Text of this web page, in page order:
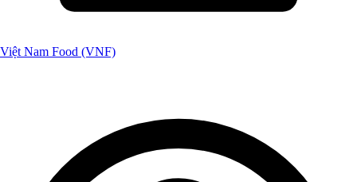
Việt Nam Food (VNF)